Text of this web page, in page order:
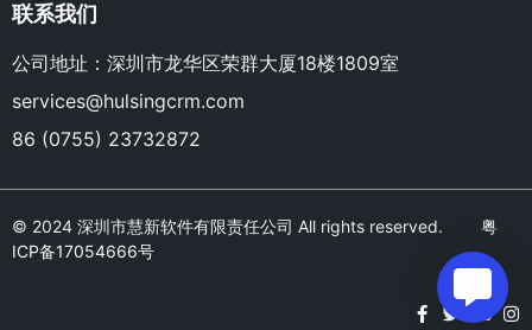
联系我们
公司地址：深圳市龙华区荣群大厦18楼1809室
services@hulsingcrm.com
86 (0755) 23732872
© 2024 深圳市慧新软件有限责任公司 All rights reserved. 粤
ICP备17054666号